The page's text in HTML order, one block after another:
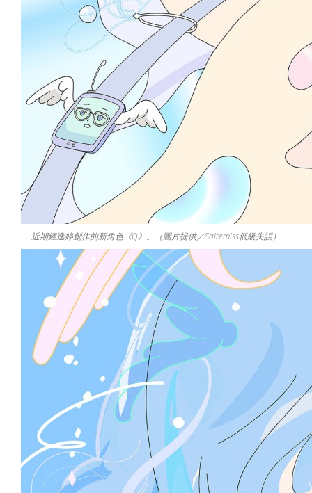
近期鍾逸婷創作的新角色《Q》。（圖片提供／Saitemiss低級失誤）